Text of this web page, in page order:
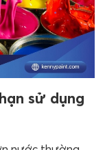
sử dụng